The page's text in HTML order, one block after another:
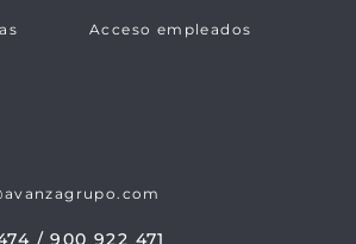
Acceso empleados
/ 900 922 471